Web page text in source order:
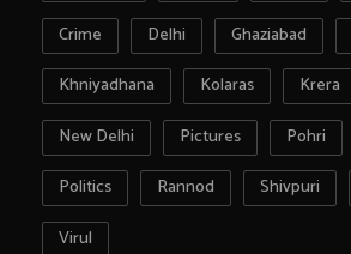
Crime
Delhi Ghaziabad
Khniyadhana
Kolaras Krera
New Delhi
Pictures Pohri
Politics
Rannod Shivpuri
Virul